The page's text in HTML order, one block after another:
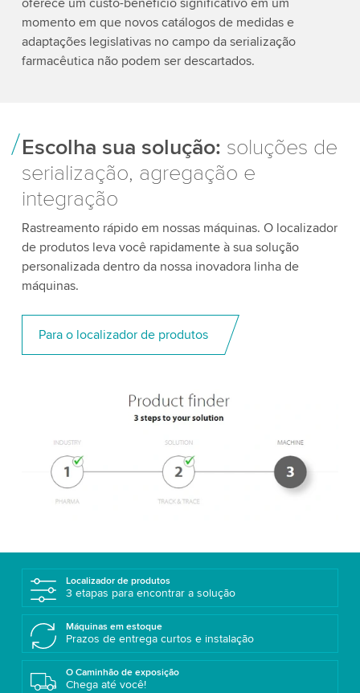
momento em que novos catálogos de medidas e
adaptações legislativas no campo da serialização
farmacêutica não podem ser descartados.
Escolha sua solução: soluções de
serialização, agregação e
integração
Rastreamento rápido em nossas máquinas. O localizador
de produtos leva você rapidamente à sua solução
personalizada dentro da nossa inovadora linha de
máquinas.
Para o localizador de produtos
Localizador de produtos
3 etapas para encontrar a solução
Máquinas em estoque
Prazos de entrega curtos e instalação
O Caminhão de exposição
Chega até você!